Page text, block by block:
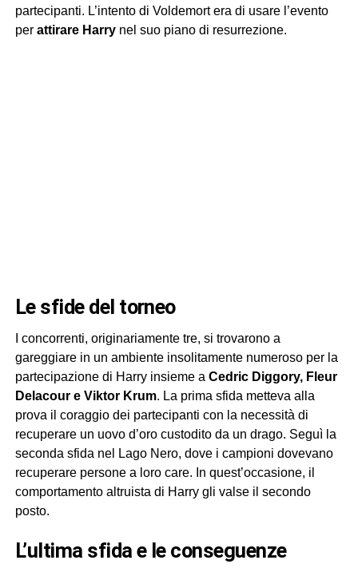
partecipanti. L’intento di Voldemort era di usare l’evento
per attirare Harrynel suo piano di resurrezione.
le sfide del torneo
I concorrenti, originariamente tre, si trovarono a
gareggiare in un ambiente insolitamente numeroso per la
partecipazione di Harry insieme a Cedric Diggory, Fleur
Delacour e Viktor Krum. La prima sfida metteva alla
prova il coraggio dei partecipanti con la necessità di
recuperare un uovo d’oro custodito da un drago. Seguì la
seconda sfida nel Lago Nero, dove i campioni dovevano
recuperare persone a loro care. In quest’occasione, il
comportamento altruista di Harry gli valse il secondo
posto.
l’ultima sfida e le conseguenze